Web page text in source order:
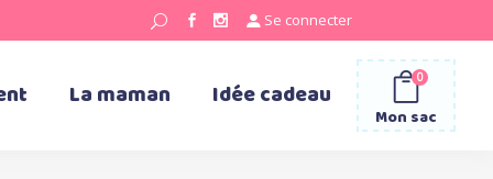
Se connecter
La maman Idée cadeau
Mon sac
0